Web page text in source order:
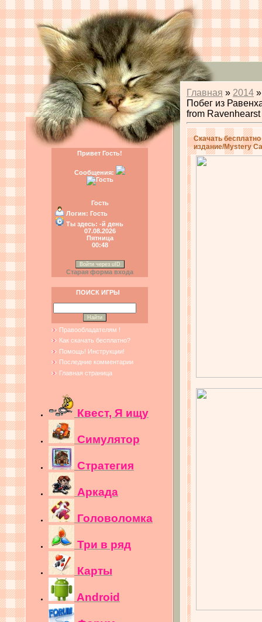
Привет Гость!
Сообщения:
Гость
Логин: Гость
Ты здесь: -й день
07.08.2026
Пятница
00:48
Войти через uID
Старая форма входа
ПОИСК ИГРЫ
Правообладателям !
Как скачать бесплатно?
Помощь! Инструкции!
Последние комментарии
Главная страница
Квест, Я ищу
Симулятор
Стратегия
Аркада
Головоломка
Три в ряд
Карты
Android
Главная » 2014 »
Побег из
from Ravenhearst
Скачать
издание/Mystery